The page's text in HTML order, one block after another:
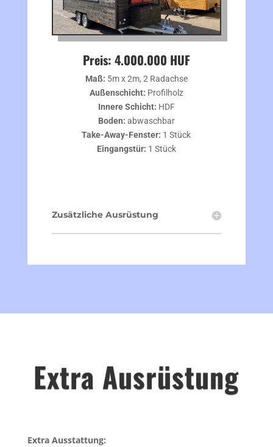
Preis: 4.000.000 HUF
Maß: 5m x 2m, 2 Radachse
Außenschicht: Profilholz
Innere Schicht: HDF
Boden: abwaschbar
Take-Away-Fenster: 1 Stück
Eingangstür: 1 Stück
Zusätzliche Ausrüstung
Extra Ausrüstung
Extra Ausstattung: